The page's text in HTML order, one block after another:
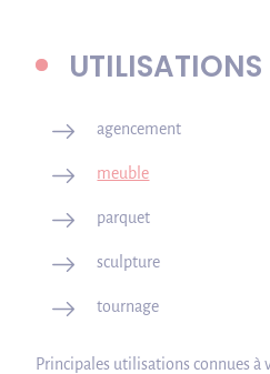
UTILISATIONS
agencement
meuble
parquet
sculpture
tournage
Principales utilisations connues à